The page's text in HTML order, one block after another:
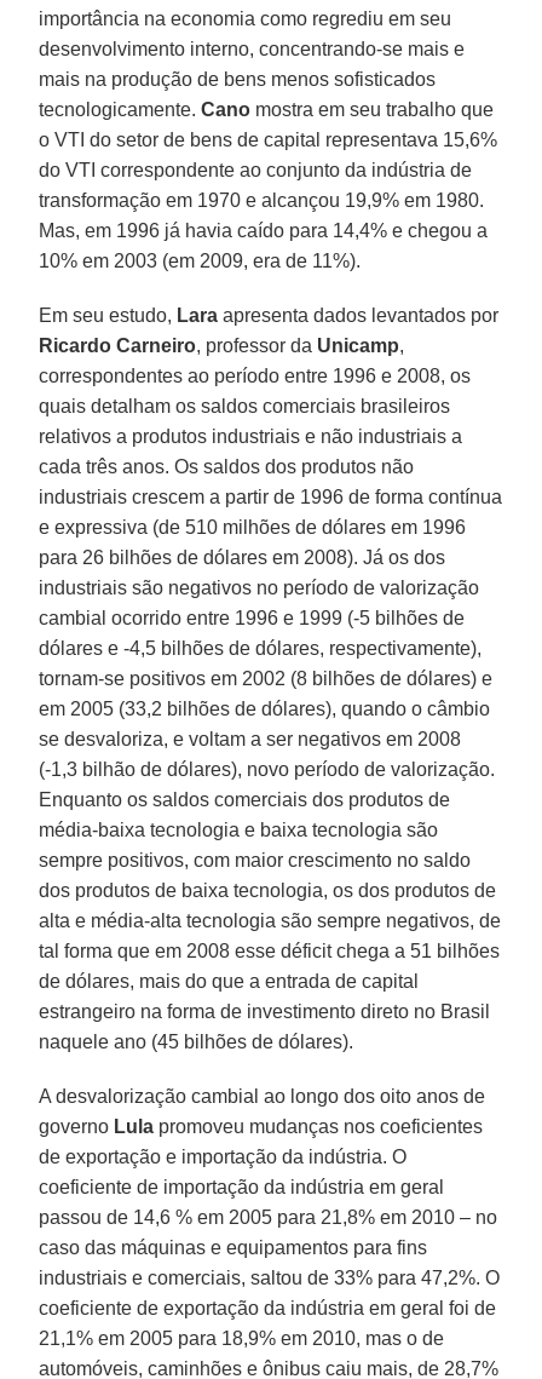
importância na economia como regrediu em seu
desenvolvimento interno, concentrando-se mais e
mais na produção de bens menos sofisticados
tecnologicamente.Cano mostra em seu trabalho que
o VTI do setor de bens de capital representava 15,6%
do VTI correspondente ao conjunto da indústria de
transformação em 1970 e alcançou 19,9% em 1980.
Mas, em 1996 já havia caído para 14,4% e chegou a
10% em 2003 (em 2009, era de 11%).
Em seu estudo, Lara apresenta dados levantados por
Ricardo Carneiro, professor da Unicamp,
correspondentes ao período entre 1996 e 2008, os
quais detalham os saldos comerciais brasileiros
relativos a produtos industriais e não industriais a
cada três anos. Os saldos dos produtos não
industriais crescem a partir de 1996 de forma contínua
e expressiva (de 510 milhões de dólares em 1996
para 26 bilhões de dólares em 2008). Já os dos
industriais são negativos no período de valorização
cambial ocorrido entre 1996 e 1999 (-5 bilhões de
dólares e -4,5 bilhões de dólares, respectivamente),
tornam-se positivos em 2002 (8 bilhões de dólares) e
em 2005 (33,2 bilhões de dólares), quando o câmbio
se desvaloriza, e voltam a ser negativos em 2008
(-1,3 bilhão de dólares), novo período de valorização.
Enquanto os saldos comerciais dos produtos de
média-baixa tecnologia e baixa tecnologia são
sempre positivos, com maior crescimento no saldo
dos produtos de baixa tecnologia, os dos produtos de
alta e média-alta tecnologia são sempre negativos, de
tal forma que em 2008 esse déficit chega a 51 bilhões
de dólares, mais do que a entrada de capital
estrangeiro na forma de investimento direto no Brasil
naquele ano (45 bilhões de dólares).
A desvalorização cambial ao longo dos oito anos de
governo Lula promoveu mudanças nos coeficientes
de exportação e importação da indústria. O
coeficiente de importação da indústria em geral
passou de 14,6 % em 2005 para 21,8% em 2010 – no
caso das máquinas e equipamentos para fins
industriais e comerciais, saltou de 33% para 47,2%. O
coeficiente de exportação da indústria em geral foi de
21,1% em 2005 para 18,9% em 2010, mas o de
automóveis, caminhões e ônibus caiu mais, de 28,7%